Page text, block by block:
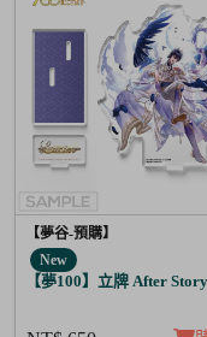
【夢谷-預購】
New
【夢100】立牌 After